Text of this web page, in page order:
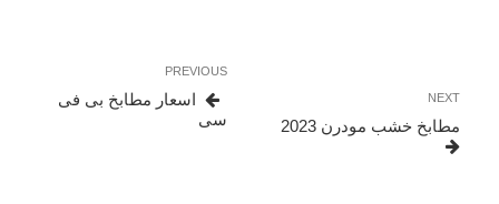
المقالات
Previous
Post
PREVIOUS
اسعار مطابخ بى فى
سى
Next
Post
NEXT
مطابخ خشب مودرن 2023